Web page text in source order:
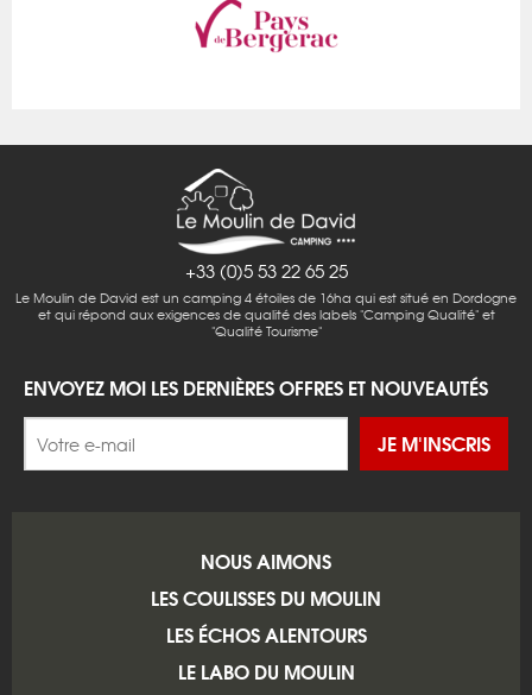
+33 (0)5 53 22 65 25
Le Moulin de David est un camping 4 étoiles de 16ha qui est situé en Dordogne
et qui répond aux exigences de qualité des labels "Camping Qualité" et
"Qualité Tourisme"
ENVOYEZ MOI LES DERNIÈRES OFFRES ET NOUVEAUTÉS
JE M'INSCRIS
NOUS AIMONS
LES COULISSES DU MOULIN
LES ÉCHOS ALENTOURS
LE LABO DU MOULIN